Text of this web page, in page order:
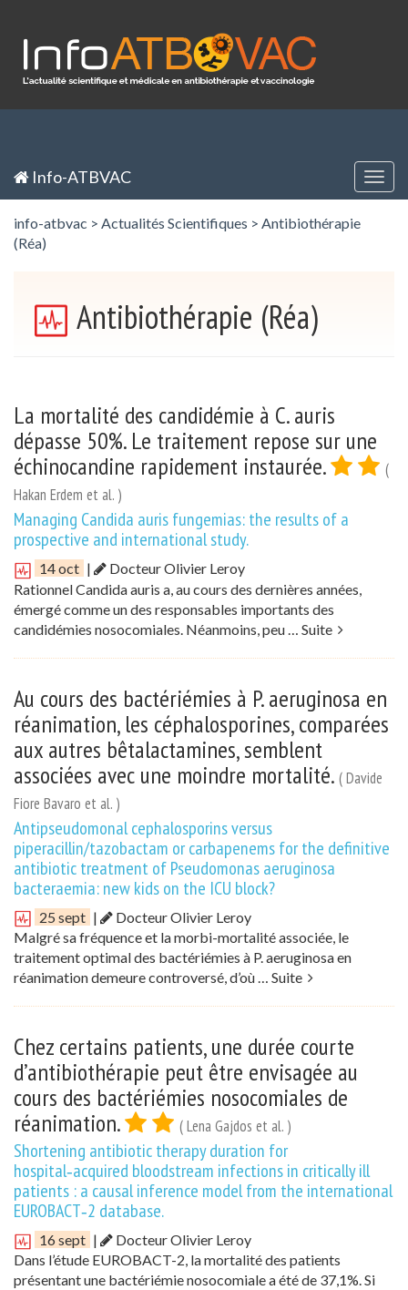
Info-ATBVAC
info-atbvac > Actualités Scientifiques > Antibiothérapie
(Réa)
Antibiothérapie (Réa)
La mortalité des candidémie à C. auris
dépasse 50%. Le traitement repose sur une
échinocandine rapidement instaurée.
(
Hakan Erdem et al. )
Managing Candida auris fungemias: the results of a
prospective and international study.
14 oct |
Docteur Olivier Leroy
Rationnel Candida auris a, au cours des dernières années,
émergé comme un des responsables importants des
candidémies nosocomiales. Néanmoins, peu … Suite
Au cours des bactériémies à P. aeruginosa en
réanimation, les céphalosporines, comparées
aux autres bêtalactamines, semblent
associées avec une moindre mortalité. ( Davide
Fiore Bavaro et al. )
Antipseudomonal cephalosporins versus
piperacillin/tazobactam or carbapenems for the definitive
antibiotic treatment of Pseudomonas aeruginosa
bacteraemia: new kids on the ICU block?
25 sept |
Docteur Olivier Leroy
Malgré sa fréquence et la morbi-mortalité associée, le
traitement optimal des bactériémies à P. aeruginosa en
réanimation demeure controversé, d’où … Suite
Chez certains patients, une durée courte
d’antibiothérapie peut être envisagée au
cours des bactériémies nosocomiales de
réanimation.
( Lena Gajdos et al. )
Shortening antibiotic therapy duration for
hospital‑acquired bloodstream infections in critically ill
patients : a causal inference model from the international
EUROBACT‑2 database.
16 sept |
Docteur Olivier Leroy
Dans l’étude EUROBACT-2, la mortalité des patients
présentant une bactériémie nosocomiale a été de 37,1%. Si